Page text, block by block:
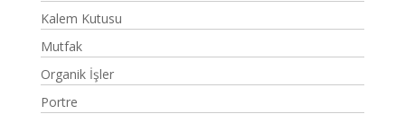
Kalem Kutusu
Mutfak
Organik İşler
Portre